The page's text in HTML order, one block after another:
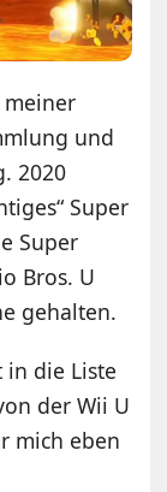
und
2020
Super
Super
Bros. U
gehalten.
in die Liste
der Wii U
mich eben